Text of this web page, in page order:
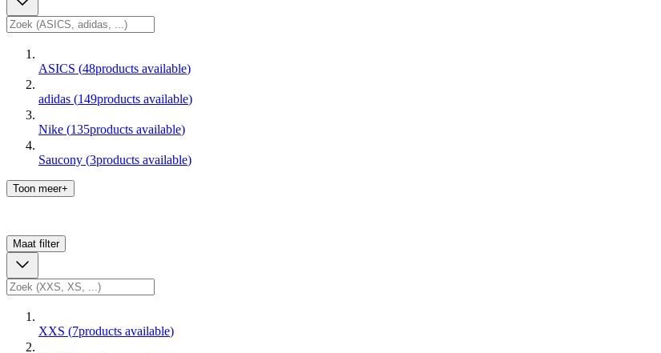
ASICS (48products available)
adidas (149products available)
Nike (135products available)
Saucony (3products available)
Toon meer+
Maat filter
XXS (7products available)